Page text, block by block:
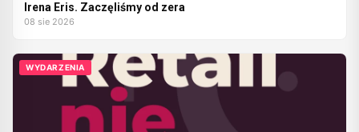
Irena Eris. Zaczęliśmy od zera
08 sie 2026
WYDARZENIA